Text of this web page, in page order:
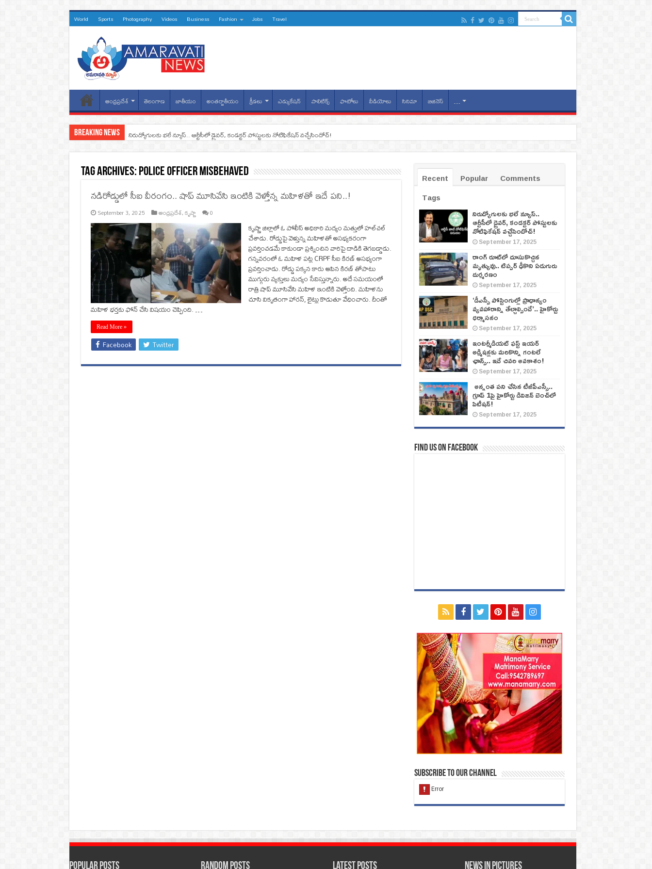
World Sports Photography Videos Business Fashion Jobs Travel
ఆంధ్రప్రదేశ్ తెలంగాణ జాతీయం అంతర్జాతీయం క్రీడలు ఎడ్యుకేషన్ పాలిటిక్స్ ఫొటోలు వీడియోలు సినిమా బిజినెస్ …
Breaking News నిరుద్యోగులకు భలే న్యూస్.. ఆర్టీసీలో డ్రైవర్, కండక్టర్‌ పోస్టులకు నోటిఫికేషన్‌ వచ్చేసిందోచ్‌!
Tag Archives: Police Officer Misbehaved
నడిరోడ్డులో సీఐ వీరంగం.. షాప్‌ మూసివేసి ఇంటికి వెళ్తోన్న మహిళతో ఇదే పని..!
September 3, 2025 ఆంధ్రప్రదేశ్,కృష్ణా 0
కృష్ణా జిల్లాలో ఓ పోలీస్‌ అధికారి మద్యం మత్తులో హల్‌చల్‌
చేశాడు. రోడ్డుపై వెళ్తున్న మహిళతో అసభ్యకరంగా
ప్రవర్తించడమే కాకుండా ప్రశ్నించిన వారిపై దాడికి తెగబడ్డాడు.
గన్నవరంలో ఓ మహిళ పట్ల CRPF సీఐ కిరణ్‌ అసభ్యంగా
ప్రవర్తించాడు. రోడ్డు పక్కన కారు ఆపిన కిరణ్ తోపాటు
ముగ్గురు వ్యక్తులు మద్యం సేవిస్తున్నారు. అదే సమయంలో
రాత్రి షాప్‌ మూసివేసి మహిళ ఇంటికి వెళ్తోంది. మహిళను
చూసి వికృతంగా హారన్‌, లైట్లు కొడుతూ వేధించారు. దీంతో
మహిళ భర్తకు ఫోన్‌ చేసి విషయం చెప్పింది. …
Read More »
Facebook Twitter
Recent Popular
Comments
Tags
నిరుద్యోగులకు భలే న్యూస్..
ఆర్టీసీలో డ్రైవర్, కండక్టర్‌ పోస్టులకు
నోటిఫికేషన్‌ వచ్చేసిందోచ్‌!
September 17, 2025
రాంగ్ రూట్‌లో దూసుకొచ్చిన
మృత్యువు.. టిప్పర్ ఢీకొని ఏడుగురు
దుర్మరణం
September 17, 2025
‘డీఎస్సీ పోస్టింగుల్లో ప్రాధాన్యం
వ్యవహారాన్ని తేల్చాల్సిందే’.. హైకోర్టు
ధర్మాసనం
September 17, 2025
ఇంటర్మీడియట్ ఫస్ట్‌ ఇయర్‌
అడ్మిషన్లకు మరికొన్ని గంటలే
ఛాన్స్‌.. ఇదే చివరి అవకాశం!
September 17, 2025
అన్నంత పని చేసిన టీజీపీఎస్సీ..
గ్రూప్‌ 1పై హైకోర్టు డివిజన్‌ బెంచ్‌లో
పిటీషన్‌!
September 17, 2025
Find us on Facebook
Subscribe to our Channel
Popular Posts Random Posts Latest Posts News in Pictures